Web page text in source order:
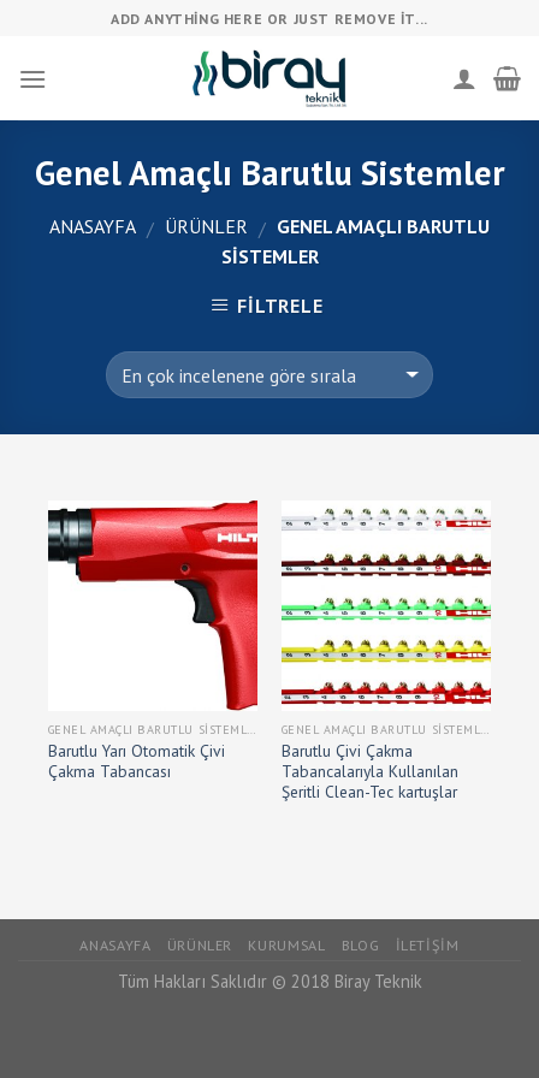
content
ADD ANYTHING HERE OR JUST REMOVE IT...
Genel Amaçlı Barutlu Sistemler
ANASAYFA / ÜRÜNLER / GENEL AMAÇLI BARUTLU
SISTEMLER
FILTRELE
GENEL AMAÇLI BARUTLU SISTEMLER
Barutlu Yarı Otomatik Çivi
Çakma Tabancası
GENEL AMAÇLI BARUTLU SISTEMLER
Barutlu Çivi Çakma
Tabancalarıyla Kullanılan
Şeritli Clean-Tec kartuşlar
ANASAYFA ÜRÜNLER KURUMSAL BLOG İLETIŞIM
Tüm Hakları Saklıdır © 2018 Biray Teknik